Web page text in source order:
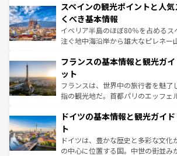
ろん、トスカーナの美しい田園風景
景など、自然景観も見逃せない。観
ピザやパスタなど、絶品のイタリア
できる。朝目覚めてから夜眠るまで
なお、新着のイタリア情報はコンテ
しい。
スペインの観光ポイントと人
くべき基本情報
イベリア半島のほぼ80％を占めるス
注ぐ地中海沿岸から雄大なピレネー
文化が根付くこの国では、情熱的な
れる闘牛、そして美味しいタパスが
る。首都マドリードの洗練された雰
アートに溢れた街角から、地方では
せる。地方によって風土や気候が異
ンテンツ一覧 を参照してほしい。
フランスの基本情報と観光ガ
ット
フランスは、世界中の旅行者を魅了
指の観光地だ。首都パリのエッフェ
で、幅広い魅力が詰まっている。華
聖堂、美しいビーチ、そして豊かな
から魅了する。また、フランスは美
れ、フランス料理はユネスコ無形文
ドイツの基本情報と観光ガイ
ト
ドイツは、豊かな歴史と多彩な文化
の中心に位置する国。中世の街並み